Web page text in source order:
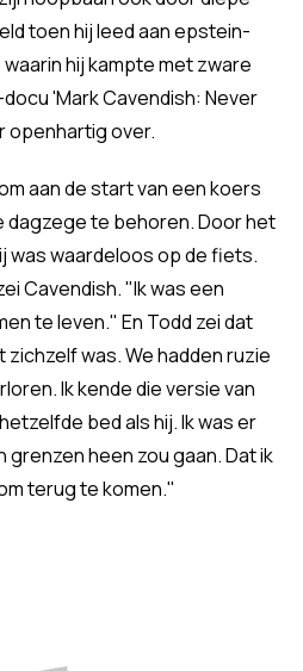
toen hij leed aan epstein-
hij kampte met zware
'Mark Cavendish: Never
openhartig over.
aan de start van een koers
te behoren. Door het
was waardeloos op de fiets.
Cavendish. "Ik was een
te leven." En Todd zei dat
was. We hadden ruzie
Ik kende die versie van
bed als hij. Ik was er
grenzen heen zou gaan. Dat ik
terug te komen."